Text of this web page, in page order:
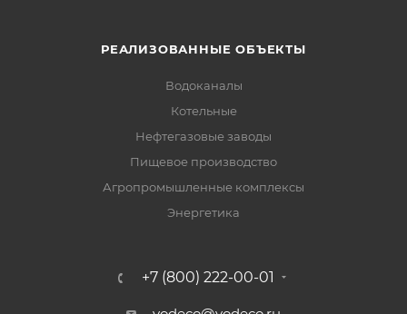
РЕАЛИЗОВАННЫЕ ОБЪЕКТЫ
Водоканалы
Котельные
Нефтегазовые заводы
Пищевое производство
Агропромышленные комплексы
Энергетика
+7 (800) 222-00-01